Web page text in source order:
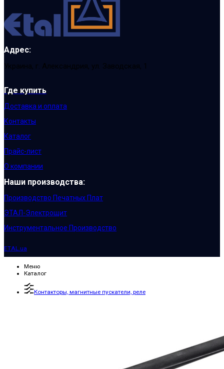
Адрес:
Украина, г. Александрия, ул. Заводская, 1
Где купить
Доставка и оплата
Контакты
Каталог
Прайс-лист
О компании
Наши производства:
Производство Печатных Плат
ЭТАЛ-Электрощит
Инструментальное Производство
ETAL.ua
Меню
Каталог
Контакторы, магнитные пускатели, реле